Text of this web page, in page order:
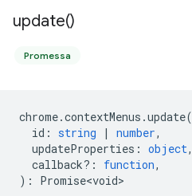
update()
Promessa
chrome.contextMenus .update(
id : string | number,
updateProperties : object,
callback? : function,
) : Promise<void>